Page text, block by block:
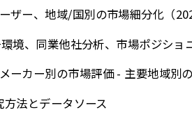
ザー、地域/国別の市場細分化（
境、同業他社分析、市場ポジショ
ーカー別の市場評価 - 主要地域別
法とデータソース